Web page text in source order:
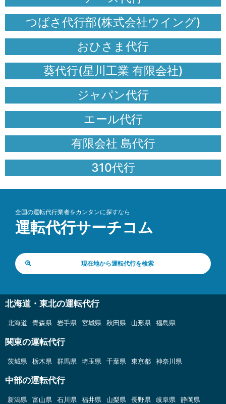
つばさ代行部(株式会社ウイング)
おひさま代行
葵代行(星川工業 有限会社)
ジャパン代行
エール代行
有限会社 島代行
310代行
全国の運転代行業者をカンタンに探すなら
運転代行サーチコム
現在地から運転代行を検索
北海道・東北の運転代行
北海道 青森県 岩手県 宮城県 秋田県 山形県 福島県
関東の運転代行
茨城県 栃木県 群馬県 埼玉県 千葉県 東京都 神奈川県
中部の運転代行
新潟県 富山県 石川県 福井県 山梨県 長野県 岐阜県
静岡県